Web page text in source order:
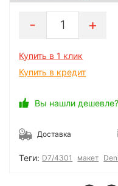
1
Купить в 1 клик
Купить в кредит
Вы нашли
Доставка
Теги: D7/4301 макет